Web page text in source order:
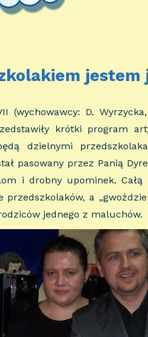
jestem
(wychowawcy: D.
krótki program
dzielnymi
pasowany przez Panią
i drobny upominek. Całą
a
jednego z maluchów.